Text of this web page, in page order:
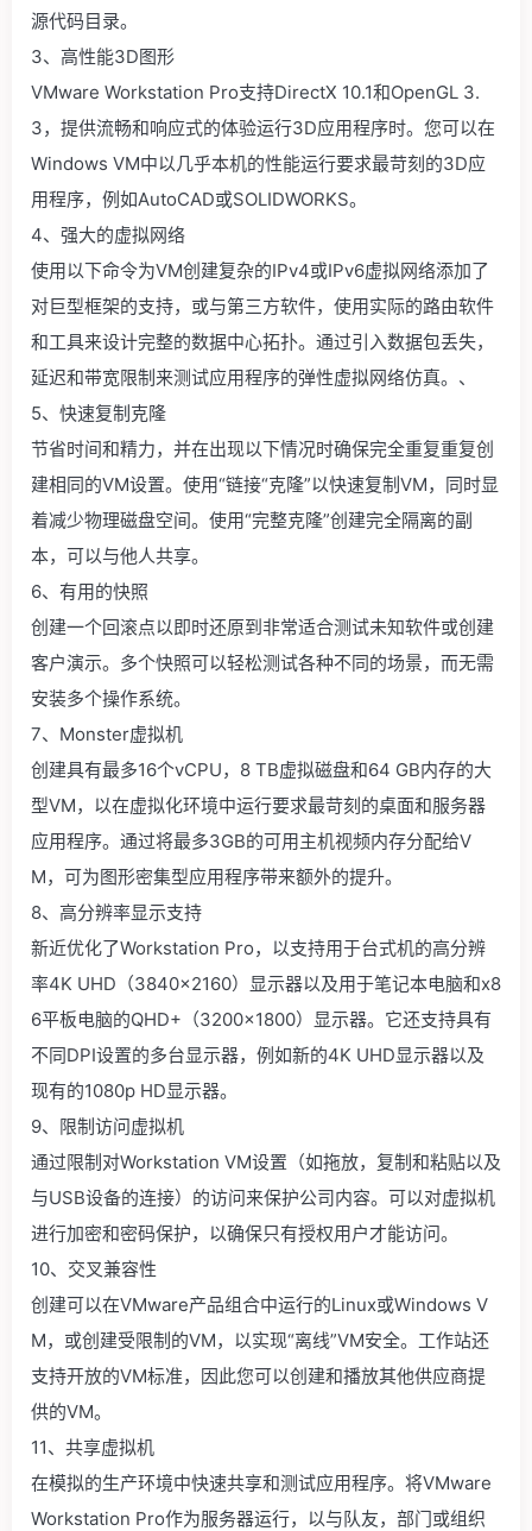
源代码目录。
3、高性能3D图形
VMware Workstation Pro支持DirectX 10.1和OpenGL 3.
3，提供流畅和响应式的体验运行3D应用程序时。您可以在
Windows VM中以几乎本机的性能运行要求最苛刻的3D应
用程序，例如AutoCAD或SOLIDWORKS。
4、强大的虚拟网络
使用以下命令为VM创建复杂的IPv4或IPv6虚拟网络添加了
对巨型框架的支持，或与第三方软件，使用实际的路由软件
和工具来设计完整的数据中心拓扑。通过引入数据包丢失，
延迟和带宽限制来测试应用程序的弹性虚拟网络仿真。、
5、快速复制克隆
节省时间和精力，并在出现以下情况时确保完全重复重复创
建相同的VM设置。使用“链接“克隆”以快速复制VM，同时显
着减少物理磁盘空间。使用“完整克隆”创建完全隔离的副
本，可以与他人共享。
6、有用的快照
创建一个回滚点以即时还原到非常适合测试未知软件或创建
客户演示。多个快照可以轻松测试各种不同的场景，而无需
安装多个操作系统。
7、Monster虚拟机
创建具有最多16个vCPU，8 TB虚拟磁盘和64 GB内存的大
型VM，以在虚拟化环境中运行要求最苛刻的桌面和服务器
应用程序。通过将最多3GB的可用主机视频内存分配给V
M，可为图形密集型应用程序带来额外的提升。
8、高分辨率显示支持
新近优化了Workstation Pro，以支持用于台式机的高分辨
率4K UHD（3840×2160）显示器以及用于笔记本电脑和x8
6平板电脑的QHD+（3200×1800）显示器。它还支持具有
不同DPI设置的多台显示器，例如新的4K UHD显示器以及
现有的1080p HD显示器。
9、限制访问虚拟机
通过限制对Workstation VM设置（如拖放，复制和粘贴以及
与USB设备的连接）的访问来保护公司内容。可以对虚拟机
进行加密和密码保护，以确保只有授权用户才能访问。
10、交叉兼容性
创建可以在VMware产品组合中运行的Linux或Windows V
M，或创建受限制的VM，以实现“离线”VM安全。工作站还
支持开放的VM标准，因此您可以创建和播放其他供应商提
供的VM。
11、共享虚拟机
在模拟的生产环境中快速共享和测试应用程序。将VMware
Workstation Pro作为服务器运行，以与队友，部门或组织